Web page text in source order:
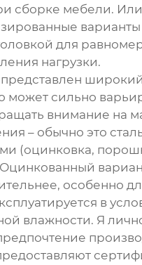
сборке мебели.
для
нагрузки.
может сильно
внимание на
– обычно это
(оцинковка,
особенно
в
влажности. Я